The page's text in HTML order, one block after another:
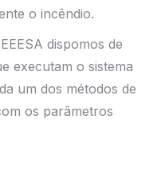
o incêndio.
dispomos de
executam o sistema
um dos métodos de
os parâmetros